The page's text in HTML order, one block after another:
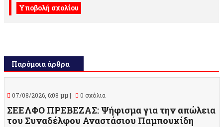
Παρόμοια άρθρα
07/08/2026, 6:08 μμ | 0 σχόλια
ΣΕΕΛΦΟ ΠΡΕΒΕΖΑΣ: Ψήφισμα για την απώλεια
του Συναδέλφου Αναστάσιου Παμπουκίδη